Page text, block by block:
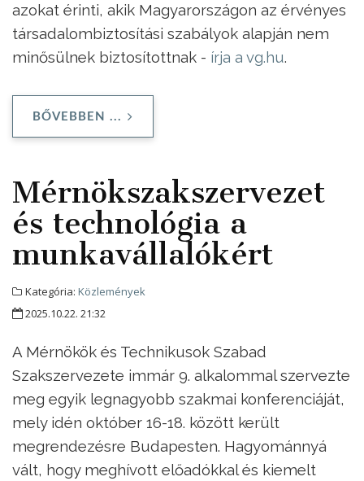
azokat érinti, akik Magyarországon az érvényes
társadalombiztosítási szabályok alapján nem
minősülnek biztosítottnak - írja a vg.hu.
BŐVEBBEN ...
Mérnökszakszervezet
és technológia a
munkavállalókért
Kategória: Közlemények
2025.10.22. 21:32
A Mérnökök és Technikusok Szabad
Szakszervezete immár 9. alkalommal szervezte
meg egyik legnagyobb szakmai konferenciáját,
mely idén október 16-18. között került
megrendezésre Budapesten. Hagyománnyá
vált, hogy meghívott előadókkal és kiemelt